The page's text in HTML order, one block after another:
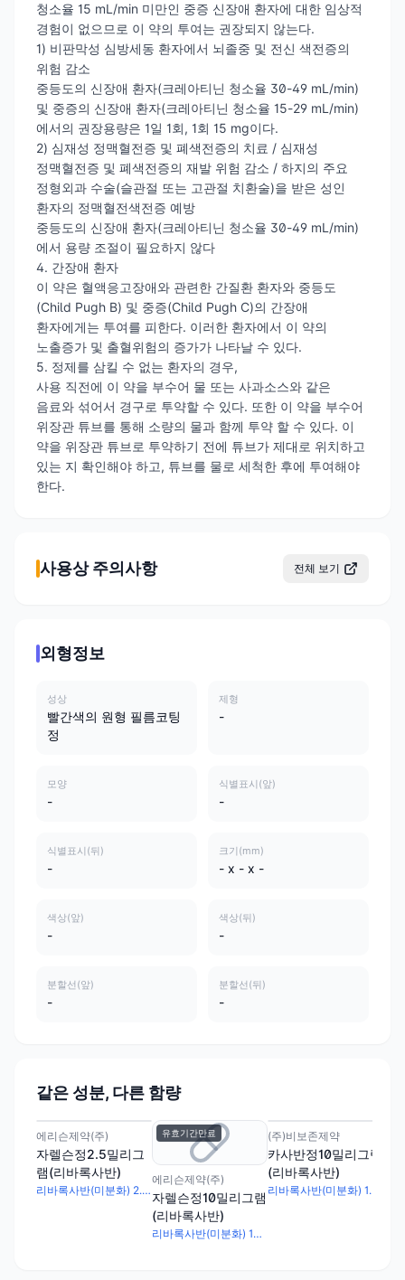
청소율 15 mL/min 미만인 중증 신장애 환자에 대한 임상적
경험이 없으므로 이 약의 투여는 권장되지 않는다.
1) 비판막성 심방세동 환자에서 뇌졸중 및 전신 색전증의
위험 감소
중등도의 신장애 환자(크레아티닌 청소율 30-49 mL/min)
및 중증의 신장애 환자(크레아티닌 청소율 15-29 mL/min)
에서의 권장용량은 1일 1회, 1회 15 mg이다.
2) 심재성 정맥혈전증 및 폐색전증의 치료 / 심재성
정맥혈전증 및 폐색전증의 재발 위험 감소 / 하지의 주요
정형외과 수술(슬관절 또는 고관절 치환술)을 받은 성인
환자의 정맥혈전색전증 예방
중등도의 신장애 환자(크레아티닌 청소율 30-49 mL/min)
에서 용량 조절이 필요하지 않다
4. 간장애 환자
이 약은 혈액응고장애와 관련한 간질환 환자와 중등도
(Child Pugh B) 및 중증(Child Pugh C)의 간장애
환자에게는 투여를 피한다. 이러한 환자에서 이 약의
노출증가 및 출혈위험의 증가가 나타날 수 있다.
5. 정제를 삼킬 수 없는 환자의 경우,
사용 직전에 이 약을 부수어 물 또는 사과소스와 같은
음료와 섞어서 경구로 투약할 수 있다. 또한 이 약을 부수어
위장관 튜브를 통해 소량의 물과 함께 투약 할 수 있다. 이
약을 위장관 튜브로 투약하기 전에 튜브가 제대로 위치하고
있는 지 확인해야 하고, 튜브를 물로 세척한 후에 투여해야
한다.
사용상 주의사항 전체 보기
외형정보
성상
빨간색의 원형 필름코팅
정
제형
-
모양
-
식별표시(앞)
-
식별표시(뒤)
-
크기(mm)
- x - x -
색상(앞)
-
색상(뒤)
-
분할선(앞)
-
분할선(뒤)
-
같은 성분, 다른 함량
에리슨제약(주)
자렐슨정2.5밀리그
램(리바록사반)
리바록사반(미분화) 2.5mg
유효기간만료
에리슨제약(주)
자렐슨정10밀리그램
(리바록사반)
리바록사반(미분화) 10mg
(주)비보존제약
카사반정10밀리그램
(리바록사반)
리바록사반(미분화) 10mg